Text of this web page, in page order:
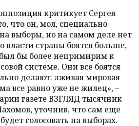
критикует Сергея
что он, мол, специально
выборы, но на самом деле нет
власти страны боятся больше,
бы более непримирим к
системе. Они все боятся
делают: лживая мировая
все равно уже не жилец», –
газете ВЗГЛЯД тысячник
уточнив, что сам еще
голосовать на выборах.